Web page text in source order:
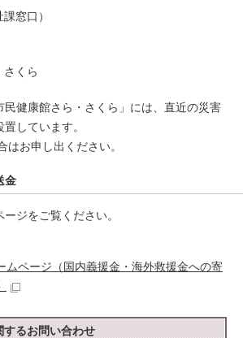
窓口）
さくら
健康館さら・さくら」には、直近の災害
しています。
お申し出ください。
金
ジをご覧ください。
ムページ（国内義援金・海外救援金への寄
するお問い合わせ